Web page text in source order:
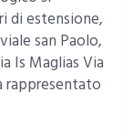
di estensione,
san Paolo,
Is Maglias Via
rappresentato